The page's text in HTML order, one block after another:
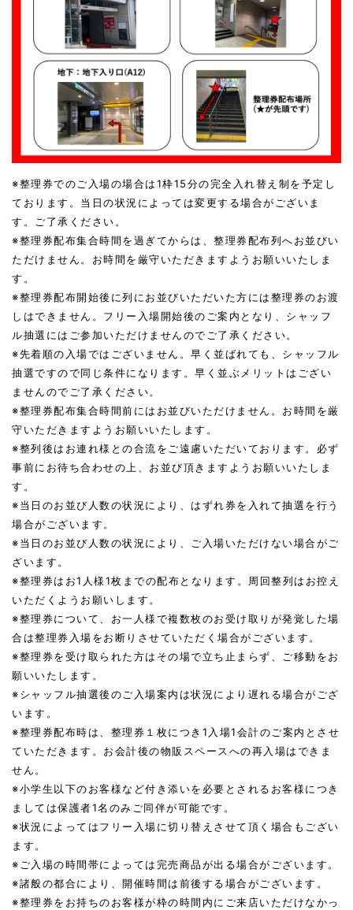
※整理券でのご入場の場合は1枠15分の完全入れ替え制を予定し
ております。当日の状況によっては変更する場合がございま
す。ご了承ください。
※整理券配布集合時間を過ぎてからは、整理券配布列へお並びい
ただけません。お時間を厳守いただきますようお願いいたしま
す。
※整理券配布開始後に列にお並びいただいた方には整理券のお渡
しはできません。フリー入場開始後のご案内となり、シャッフ
ル抽選にはご参加いただけませんのでご了承ください。
※先着順の入場ではございません。早く並ばれても、シャッフル
抽選ですので同じ条件になります。早く並ぶメリットはござい
ませんのでご了承ください。
※整理券配布集合時間前にはお並びいただけません。お時間を厳
守いただきますようお願いいたします。
※整列後はお連れ様との合流をご遠慮いただいております。必ず
事前にお待ち合わせの上、お並び頂きますようお願いいたしま
す。
※当日のお並び人数の状況により、はずれ券を入れて抽選を行う
場合がございます。
※当日のお並び人数の状況により、ご入場いただけない場合がご
ざいます。
※整理券はお1人様1枚までの配布となります。周回整列はお控え
いただくようお願いします。
※整理券について、お一人様で複数枚のお受け取りが発覚した場
合は整理券入場をお断りさせていただく場合がございます。
※整理券を受け取られた方はその場で立ち止まらず、ご移動をお
願いいたします。
※シャッフル抽選後のご入場案内は状況により遅れる場合がござ
います。
※整理券配布時は、整理券１枚につき1入場1会計のご案内とさせ
ていただきます。お会計後の物販スペースへの再入場はできま
せん。
※小学生以下のお客様など付き添いを必要とされるお客様につき
ましては保護者1名のみご同伴が可能です。
※状況によってはフリー入場に切り替えさせて頂く場合もござい
ます。
※ご入場の時間帯によっては完売商品が出る場合がございます。
※諸般の都合により、開催時間は前後する場合がございます。
※整理券をお持ちのお客様が枠の時間内にご来店いただけなかっ